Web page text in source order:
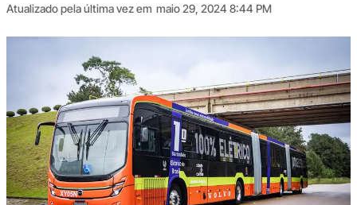
Atualizado pela última vez em maio 29, 2024 8:44 PM